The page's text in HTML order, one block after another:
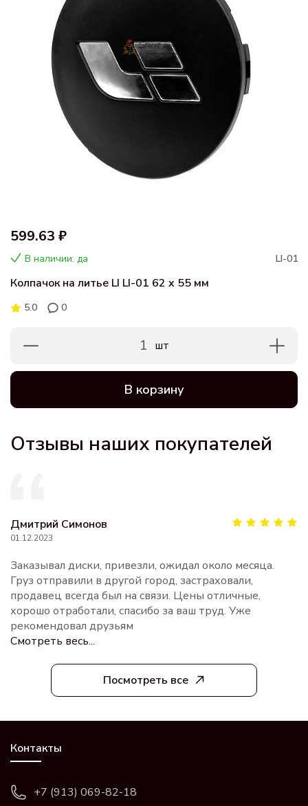
599.63 ₽
В наличии: да LI-01
Колпачок на литье LI LI-01 62 x 55 мм
5.0 0
1 шт
В корзину
Отзывы наших покупателей
Посмотреть все
Дмитрий Симонов
01.12.2023
Заказывал диски, привезли, ожидал около месяца.
Груз отправили в другой город, застраховали,
продавец всегда был на связи. Цены отличные,
хорошо отработали, спасибо за ваш труд. Уже
рекомендовал друзьям
Смотреть весь...
Контакты
+7 (913) 069-82-18